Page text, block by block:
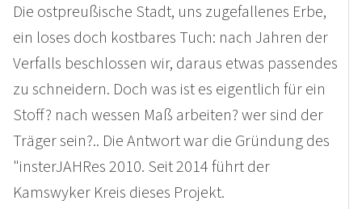
Die ostpreußische Stadt, uns zugefallenes Erbe,
ein loses doch kostbares Tuch: nach Jahren der
Verfalls beschlossen wir, daraus etwas passendes
zu schneidern. Doch was ist es eigentlich für ein
Stoff? nach wessen Maß arbeiten? wer sind der
Träger sein?.. Die Antwort war die Gründung des
"insterJAHRes 2010. Seit 2014 führt der
Kamswyker Kreis dieses Projekt.